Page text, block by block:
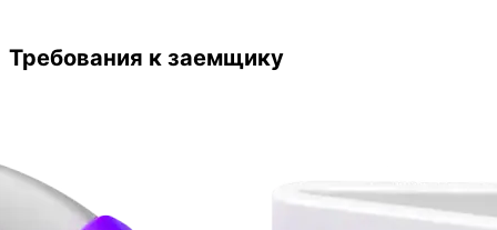
Требования к заемщику